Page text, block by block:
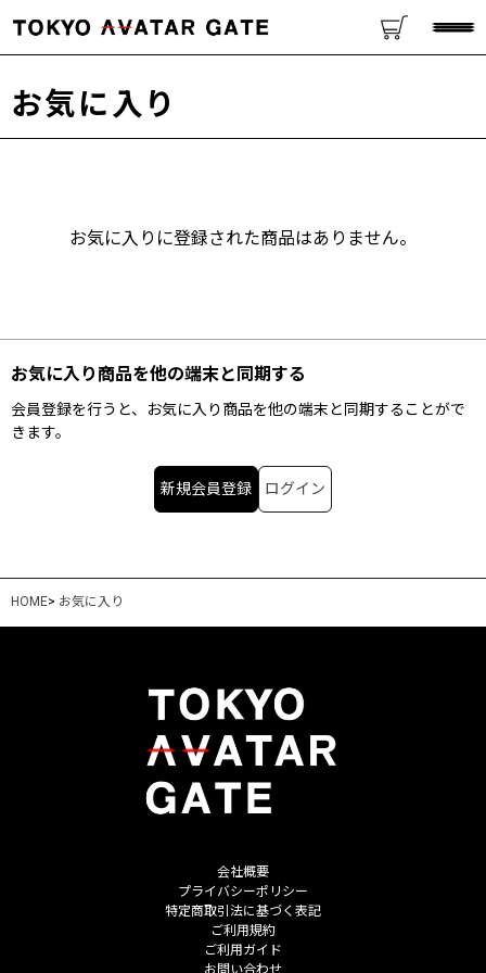
お気に入り
お気に入りに登録された商品はありません。
お気に入り商品を他の端末と同期する
会員登録を行うと、お気に入り商品を他の端末と同期することがで
きます。
新規会員登録 ログイン
HOME> お気に入り
会社概要
プライバシーポリシー
特定商取引法に基づく表記
ご利用規約
ご利用ガイド